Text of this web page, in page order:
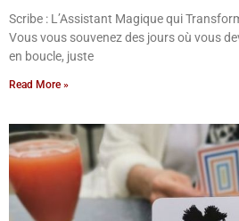
Scribe : L’Assistant Magique qui
Vous vous souvenez des jours où vous
en boucle, juste
Read More »